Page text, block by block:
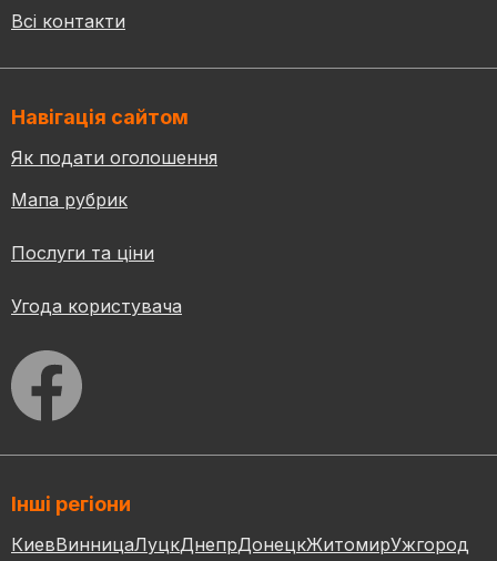
Всі контакти
Навігація сайтом
Як подати оголошення
Мапа рубрик
Послуги та ціни
Угода користувача
Інші регіони
КиевВинницаЛуцкДнепрДонецкЖитомирУжгород